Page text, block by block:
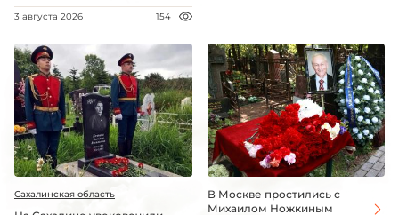
3 августа 2026 154
Сахалинская область
В Москве простились с
Михаилом Ножкиным